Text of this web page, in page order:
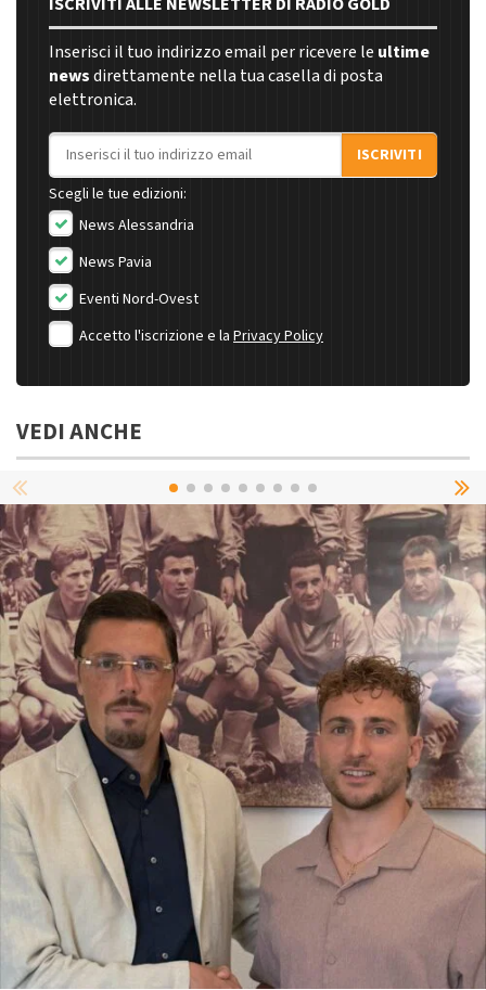
Inserisci il tuo indirizzo email per ricevere le ultime
newsdirettamente nella tua casella di posta
elettronica.
Indirizzo email
ISCRIVITI
Scegli le tue edizioni:
News Alessandria
News Pavia
Eventi Nord-Ovest
Accetto l'iscrizione e la Privacy Policy
VEDI ANCHE